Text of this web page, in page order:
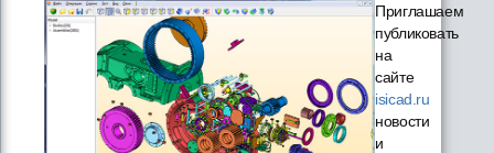
Приглашаем
публиковать
на
сайте
isicad.ru
новости
и